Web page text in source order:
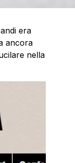
era
ancora
nella